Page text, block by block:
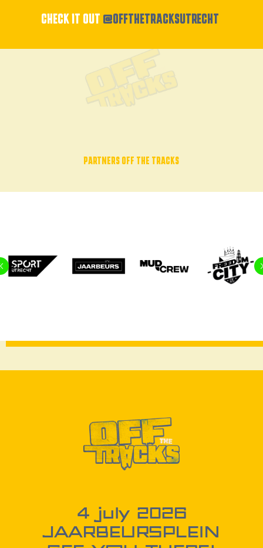
CHECK IT OUT @OFFTHETRACKSUTRECHT
PARTNERS OFF THE TRACKS
4 july 2026
JAARBEURSPLEIN